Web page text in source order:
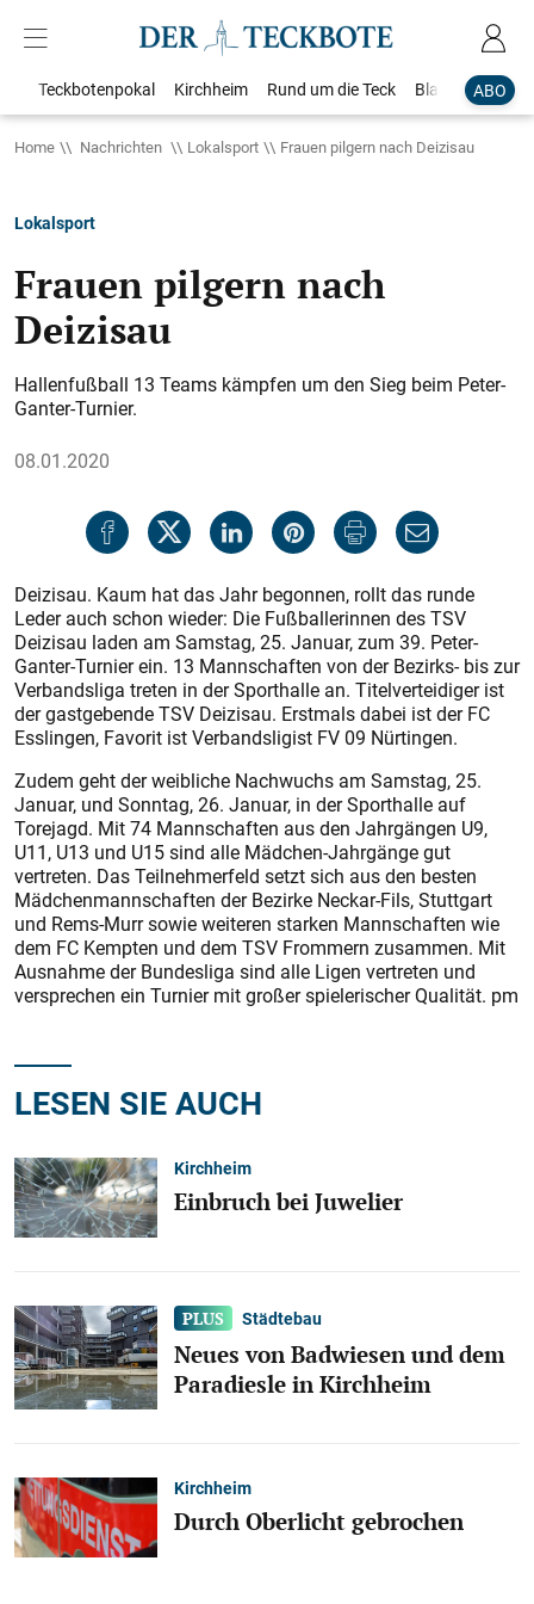
ABO
Teckbotenpokal Kirchheim Rund um die Teck Blaulicht
Home Nachrichten Lokalsport Frauen pilgern nach Deizisau
Lokalsport
Frauen pilgern nach
Deizisau
Hallenfußball 13 Teams kämpfen um den Sieg beim Peter-
Ganter-Turnier.
08.01.2020
Deizisau. Kaum hat das Jahr begonnen, rollt das runde
Leder auch schon wieder: Die Fußballerinnen des TSV
Deizisau laden am Samstag, 25. Januar, zum 39. Peter-
Ganter-Turnier ein. 13 Mannschaften von der Bezirks- bis zur
Verbandsliga treten in der Sporthalle an. Titelverteidiger ist
der gastgebende TSV Deizisau. Erstmals dabei ist der FC
Esslingen, Favorit ist Verbandsligist FV 09 Nürtingen.
Zudem geht der weibliche Nachwuchs am Samstag, 25.
Januar, und Sonntag, 26. Januar, in der Sporthalle auf
Torejagd. Mit 74 Mannschaften aus den Jahrgängen U9,
U11, U13 und U15 sind alle Mädchen-Jahrgänge gut
vertreten. Das Teilnehmerfeld setzt sich aus den besten
Mädchenmannschaften der Bezirke Neckar-Fils, Stuttgart
und Rems-Murr sowie weiteren starken Mannschaften wie
dem FC Kempten und dem TSV Frommern zusammen. Mit
Ausnahme der Bundesliga sind alle Ligen vertreten und
versprechen ein Turnier mit großer spielerischer Qualität. pm
LESEN SIE AUCH
Kirchheim
Einbruch bei Juwelier
Städtebau
Neues von Badwiesen und dem
Paradiesle in Kirchheim
Kirchheim
Durch Oberlicht gebrochen